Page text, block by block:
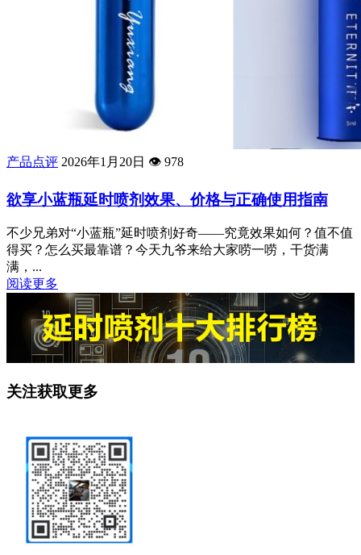
产品点评 2026年1月20日 👁️ 978
欲享小蓝瓶延时喷剂效果、价格与正确使用指南
不少兄弟对“小蓝瓶”延时喷剂好奇——究竟效果如何？值不值
得买？怎么买最靠谱？今天九爷来给大家唠一唠，干货满
满，...
阅读更多
关注获取更多